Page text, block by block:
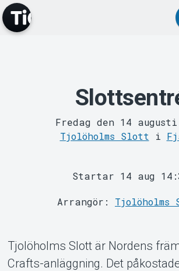
MyTickster
Fredag den 14 augusti
Tjolöholms Slott i
Startar 14 aug
Arrangör: Tjolöholms
Tjolöholms Slott är Nordens
Crafts-anläggning. Det